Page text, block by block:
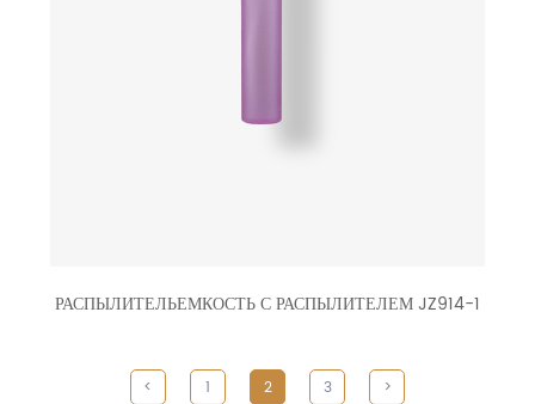
РАСПЫЛИТЕЛЬЕМКОСТЬ С РАСПЫЛИТЕЛЕМ JZ914-1
< 1 2 3 >